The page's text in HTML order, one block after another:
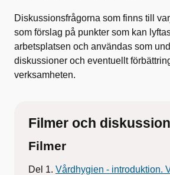
Diskussionsfrågorna som finns till
som förslag på punkter som kan
arbetsplatsen och användas som
diskussioner och eventuellt
verksamheten.
Filmer och
Filmer
Del 1. Vårdhygien - introduktion.